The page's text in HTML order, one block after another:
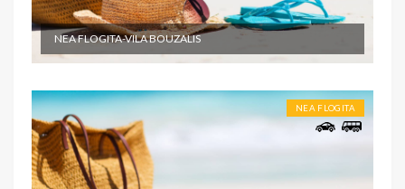
NEA FLOGITA-VILA BOUZALIS
NEA FLOGITA